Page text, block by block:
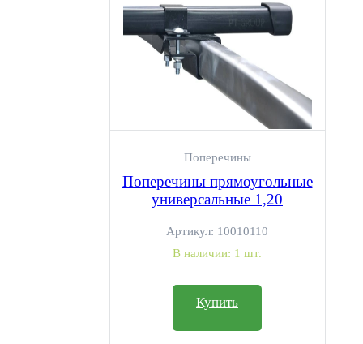
Поперечины
Поперечины прямоугольные
универсальные 1,20
Артикул: 10010110
В наличии: 1 шт.
Купить